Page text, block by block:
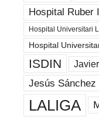
Hospital Ruber
Hospital Universitari
Hospital
ISDIN
Jesús Sánchez
LALIGA